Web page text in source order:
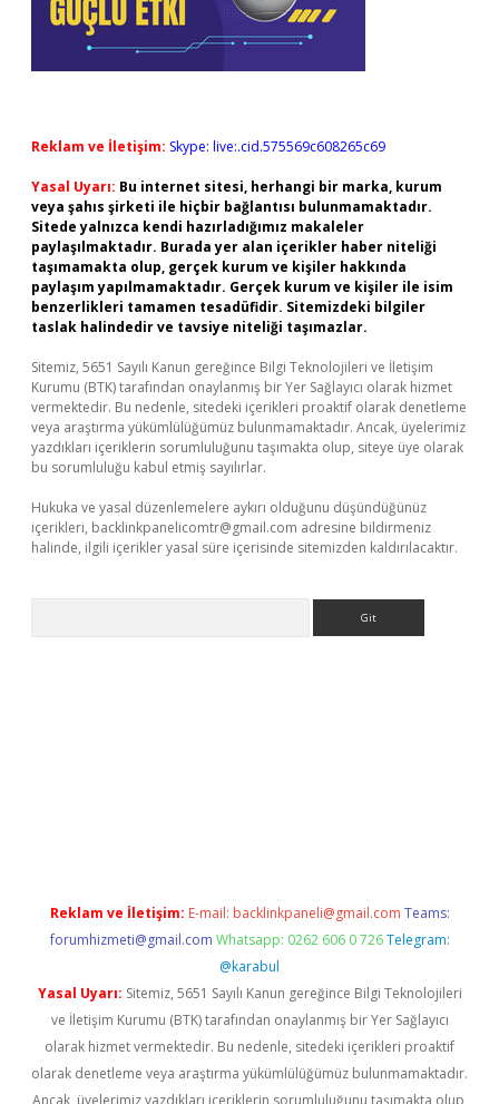
Reklam ve İletişim: Skype: live:.cid.575569c608265c69
Yasal Uyarı: Bu internet sitesi, herhangi bir marka, kurum
veya şahıs şirketi ile hiçbir bağlantısı bulunmamaktadır.
Sitede yalnızca kendi hazırladığımız makaleler
paylaşılmaktadır. Burada yer alan içerikler haber niteliği
taşımamakta olup, gerçek kurum ve kişiler hakkında
paylaşım yapılmamaktadır. Gerçek kurum ve kişiler ile isim
benzerlikleri tamamen tesadüfidir. Sitemizdeki bilgiler
taslak halindedir ve tavsiye niteliği taşımazlar.
Sitemiz, 5651 Sayılı Kanun gereğince Bilgi Teknolojileri ve İletişim
Kurumu (BTK) tarafından onaylanmış bir Yer Sağlayıcı olarak hizmet
vermektedir. Bu nedenle, sitedeki içerikleri proaktif olarak denetleme
veya araştırma yükümlülüğümüz bulunmamaktadır. Ancak, üyelerimiz
yazdıkları içeriklerin sorumluluğunu taşımakta olup, siteye üye olarak
bu sorumluluğu kabul etmiş sayılırlar.
Hukuka ve yasal düzenlemelere aykırı olduğunu düşündüğünüz
içerikleri, backlinkpanelicomtr@gmail.com adresine bildirmeniz
halinde, ilgili içerikler yasal süre içerisinde sitemizden kaldırılacaktır.
Reklam ve İletişim: E-mail: backlinkpaneli@gmail.com Teams:
forumhizmeti@gmail.com Whatsapp: 0262 606 0 726 Telegram:
@karabul
Yasal Uyarı: Sitemiz, 5651 Sayılı Kanun gereğince Bilgi Teknolojileri
ve İletişim Kurumu (BTK) tarafından onaylanmış bir Yer Sağlayıcı
olarak hizmet vermektedir. Bu nedenle, sitedeki içerikleri proaktif
olarak denetleme veya araştırma yükümlülüğümüz bulunmamaktadır.
Ancak, üyelerimiz yazdıkları içeriklerin sorumluluğunu taşımakta olup,